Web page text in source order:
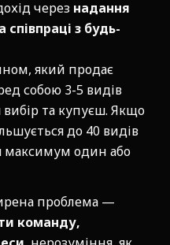
через надання
з будь-
який продає
собою 3-5 видів
та купуєш. Якщо
до 40 видів
максимум один або
проблема —
команду,